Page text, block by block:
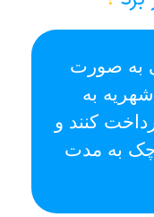
به صورت
درصد شهریه به
کنند و
چک به مدت